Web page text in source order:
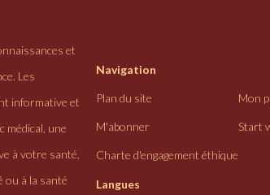
et
Les
informative et
médical, une
à votre santé,
ou à la santé
Navigation
Plan du site Mon
M'abonner Start
Charte d'engagement éthique
Langues